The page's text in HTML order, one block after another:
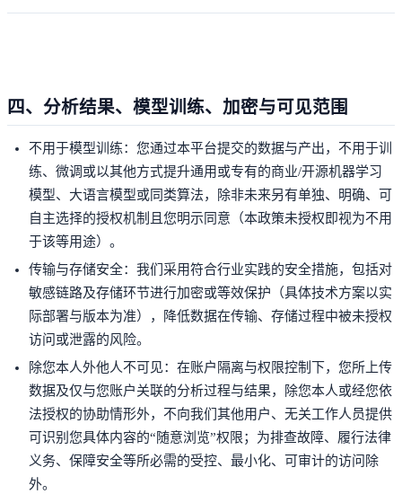
四、分析结果、模型训练、加密与可见范围
不用于模型训练：您通过本平台提交的数据与产出，不用于训
练、微调或以其他方式提升通用或专有的商业/开源机器学习
模型、大语言模型或同类算法，除非未来另有单独、明确、可
自主选择的授权机制且您明示同意（本政策未授权即视为不用
于该等用途）。
传输与存储安全：我们采用符合行业实践的安全措施，包括对
敏感链路及存储环节进行加密或等效保护（具体技术方案以实
际部署与版本为准），降低数据在传输、存储过程中被未授权
访问或泄露的风险。
除您本人外他人不可见：在账户隔离与权限控制下，您所上传
数据及仅与您账户关联的分析过程与结果，除您本人或经您依
法授权的协助情形外，不向我们其他用户、无关工作人员提供
可识别您具体内容的“随意浏览”权限；为排查故障、履行法律
义务、保障安全等所必需的受控、最小化、可审计的访问除
外。